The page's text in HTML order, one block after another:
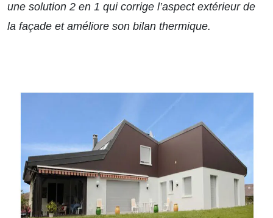
une solution 2 en 1 qui corrige l’aspect extérieur de
la façade et améliore son bilan thermique.